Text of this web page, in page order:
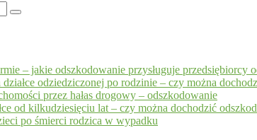
– jakie odszkodowanie przysługuje przedsiębiorcy
działce odziedziczonej po rodzinie – czy można
przez hałas drogowy – odszkodowanie
od kilkudziesięciu lat – czy można dochodzić
po śmierci rodzica w wypadku